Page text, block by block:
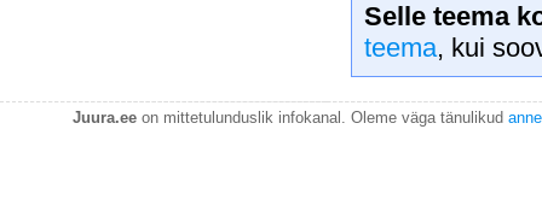
Selle teema
teema, kui
Juura.eeon mittetulunduslik infokanal. Oleme väga tänulikud